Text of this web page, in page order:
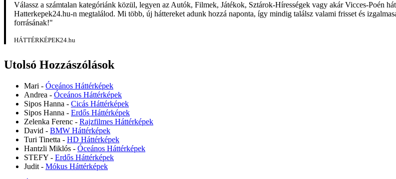
Válassz a számtalan kategóriánk közül, legyen az Autók, Filmek, Játékok, Sztárok-Hírességek vagy akár Vicces-Poén
Hatterkepek24.hu-n megtalálod. Mi több, új háttereket adunk hozzá naponta, így mindig találsz valami frisset és
forrásának!"
HÁTTÉRKÉPEK24.hu
Utolsó Hozzászólások
Mari - Óceános Háttérképek
Andrea - Óceános Háttérképek
Sipos Hanna - Cicás Háttérképek
Sipos Hanna - Erdős Háttérképek
Zelenka Ferenc - Rajzfilmes Háttérképek
David - BMW Háttérképek
Turi Tinetta - HD Háttérképek
Hantzli Miklós - Óceános Háttérképek
STEFY - Erdős Háttérképek
Judit - Mókus Háttérképek